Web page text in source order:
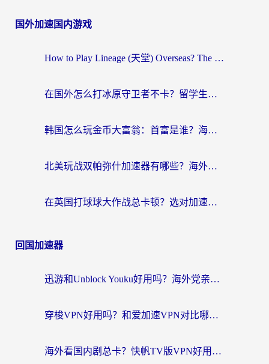
国外加速国内游戏
How to Play Lineage (天堂) Overseas? The Ultimate Guide to Choosing the Best Chinese Server Game Accelerator (在国外打天堂加速器)
在国外怎么打冰原守卫者不卡？留学生亲测的国服游戏加速指南
韩国怎么玩金币大富翁：首富是谁？海外党国服游戏加速全攻略
北美玩战双帕弥什加速器有哪些？海外党亲测好用的国服加速指南
在英国打球球大作战总卡顿？选对加速器让你告别延迟（附实测攻略）
回国加速器
迅游和Unblock Youku好用吗？海外党亲测：3个维度教你选对回国加速器
穿梭VPN好用吗？和爱加速VPN对比哪个回国效果更好？海外党必看的实用指南
海外看国内剧总卡？快帆TV版VPN好用吗？和海牛VPN对比哪个回国效果更好？